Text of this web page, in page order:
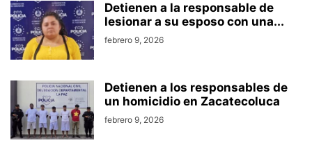
Detienen a la responsable de
lesionar a su esposo con una...
febrero 9, 2026
Detienen a los responsables de
un homicidio en Zacatecoluca
febrero 9, 2026